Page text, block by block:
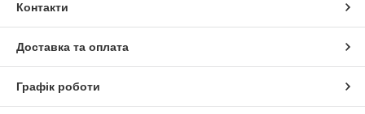
Контакти
Доставка та оплата
Графік роботи